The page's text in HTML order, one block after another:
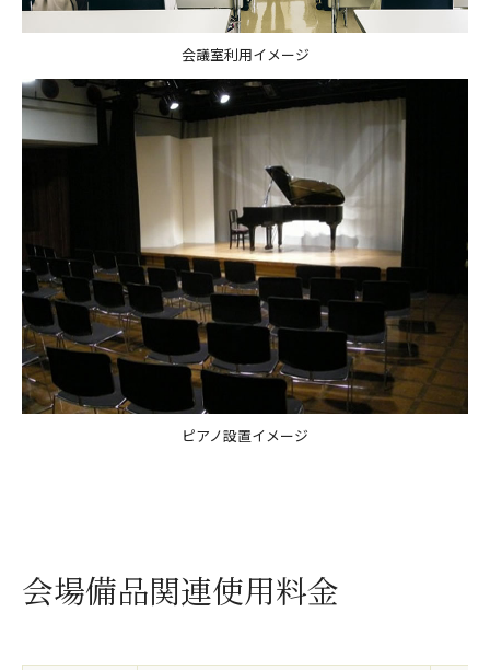
会議室利用イメージ
ピアノ設置イメージ
会場備品関連使用料金